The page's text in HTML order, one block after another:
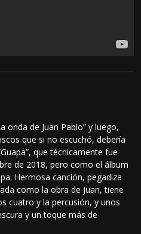
onda de Juan Pablo” y luego,
que si no escuchó, debería
que técnicamente fue
de 2018, pero como el álbum
Hermosa canción, pegadiza
como la obra de Juan, tiene
cuatro y la percusión, y unos
y un toque más de